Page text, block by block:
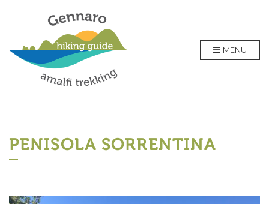
MENU
PENISOLA SORRENTINA